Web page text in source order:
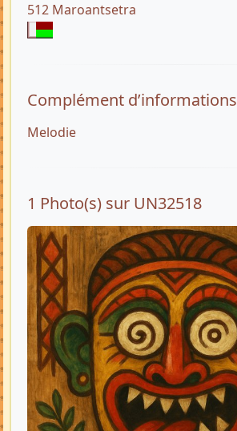
512 Maroantsetra
Complément d’informations
Melodie
1 Photo(s) sur UN32518